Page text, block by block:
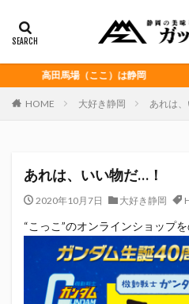
馬場（ここ）は静岡
HOME 大好き静岡 あれは
あれは、いい物だ…！
2020年10月7日 大好き静岡
“こっこ”のオンラインショップ
富士宮やきそば 桜え
Jリーグ
Repubrew
いわてグルージャ盛岡
う
おがわ
おんな泣かせ
くふうハヤテベンチャーズ静岡
たけしの挑戦状
たけし軍団
どんどん
はごろもフーズ